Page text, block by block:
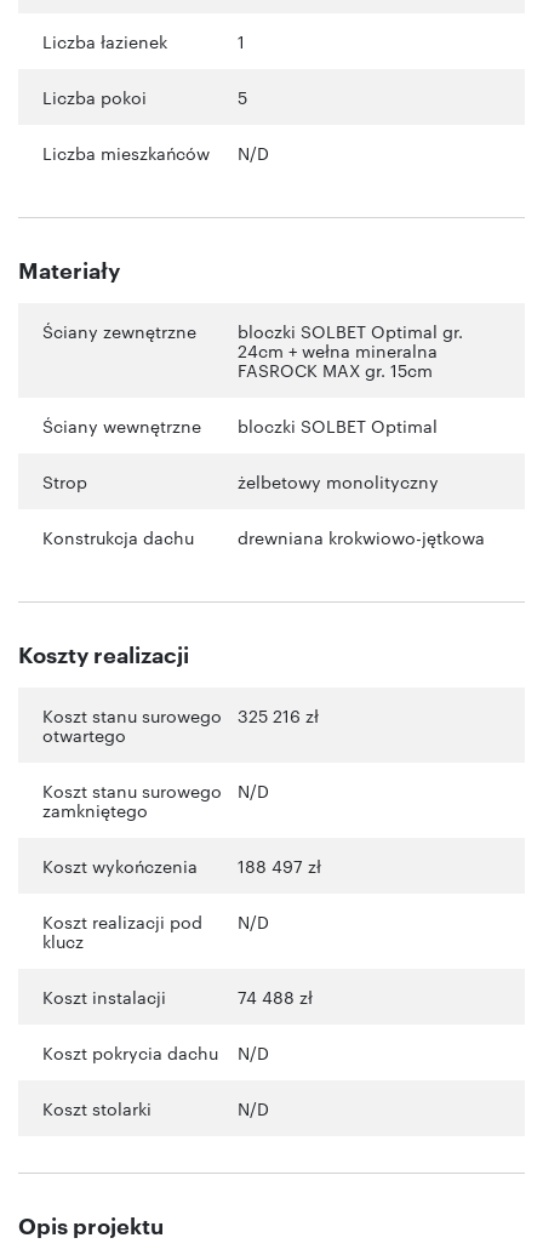
Liczba łazienek 1
Liczba pokoi 5
Liczba mieszkańców N/D
Materiały
Ściany zewnętrzne
bloczki SOLBET Optimal gr.
24cm + wełna mineralna
FASROCK MAX gr. 15cm
Ściany wewnętrzne bloczki SOLBET Optimal
Strop żelbetowy monolityczny
Konstrukcja dachu drewniana krokwiowo-jętkowa
Koszty realizacji
Koszt stanu surowego
otwartego
325 216 zł
Koszt stanu surowego
zamkniętego
N/D
Koszt wykończenia 188 497 zł
Koszt realizacji pod
klucz
N/D
Koszt instalacji 74 488 zł
Koszt pokrycia dachu N/D
Koszt stolarki N/D
Opis projektu